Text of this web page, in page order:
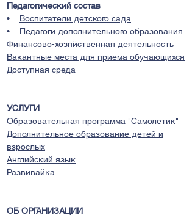
Педагогический состав
• Воспитатели детского сада
• Педагоги дополнительного образования
Финансово-хозяйственная деятельность
Вакантные места для приема обучающихся
Доступная среда
УСЛУГИ
Образовательная программа "Самолетик"
Дополнительное образование детей и
взрослых
Английский язык
Развивайка
ОБ ОРГАНИЗАЦИИ